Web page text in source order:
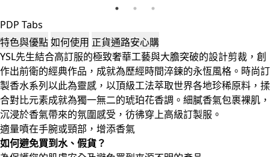
PDP Tabs
特色與優點如何使用 正貨通路安心購
YSL先生結合高訂服的極致奢華工藝與大膽突破的設計剪裁，創
作出前衛的經典作品，成就為歷經時間淬鍊的永恆風格。時尚訂
製香水系列以此為靈感，以頂級工法萃取世界各地珍稀原料，揉
合對比元素成就為獨一無二的琥珀花香調。細膩香氣包裹裸肌，
沉浸於香氣帶來的氛圍感受，彷彿穿上高級訂製服。
適量噴在手腕或頸部，增添香氣
如何避免買到水、假貨？